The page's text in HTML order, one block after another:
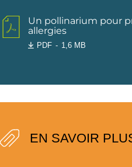
Un pollinarium pour
allergies
PDF 1,6 MB
EN SAVOIR